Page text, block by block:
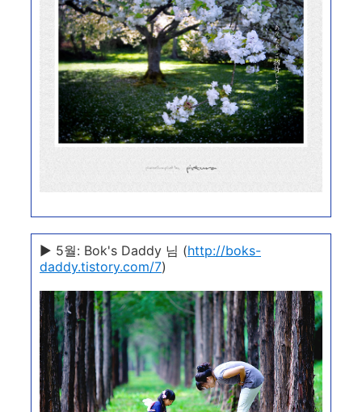
▶ 5월: Bok's Daddy 님 (http://boks-
daddy.tistory.com/7)